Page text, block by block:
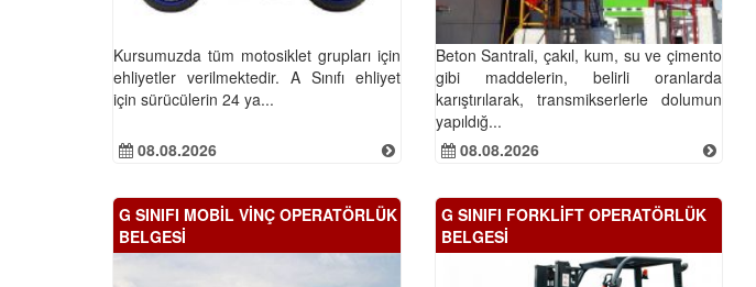
Kursumuzda tüm motosiklet grupları için
ehliyetler verilmektedir. A Sınıfı ehliyet
için sürücülerin 24 ya...
08.08.2026
Beton Santrali, çakıl, kum, su ve çimento
gibi maddelerin, belirli oranlarda
karıştırılarak, transmikserlerle dolumun
yapıldığ...
08.08.2026
G SINIFI MOBİL VİNÇ OPERATÖRLÜK
BELGESİ
G SINIFI FORKLİFT OPERATÖRLÜK
BELGESİ